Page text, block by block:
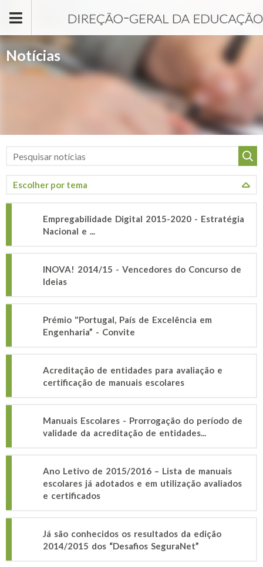
Notícias
Empregabilidade Digital 2015-2020 - Estratégia
Nacional e ...
INOVA! 2014/15 - Vencedores do Concurso de
Ideias
Prémio "Portugal, País de Excelência em
Engenharia” - Convite
Acreditação de entidades para avaliação e
certificação de manuais escolares
Manuais Escolares - Prorrogação do período de
validade da acreditação de entidades...
Ano Letivo de 2015/2016 – Lista de manuais
escolares já adotados e em utilização avaliados
e certificados
Já são conhecidos os resultados da edição
2014/2015 dos “Desafios SeguraNet”